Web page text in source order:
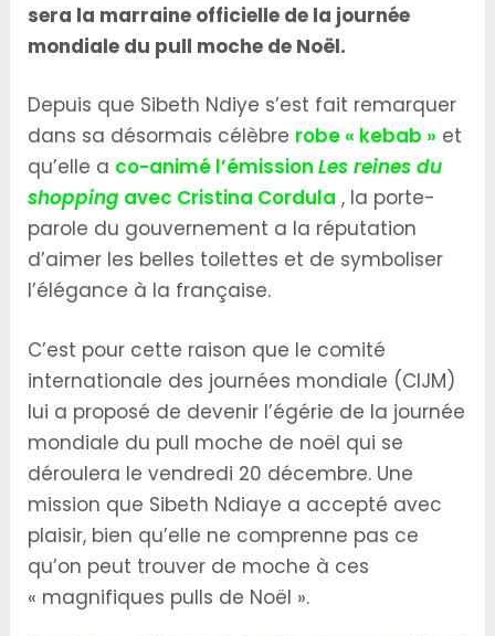
sera la marraine officielle de la journée
mondiale du pull moche de Noël.
Depuis que Sibeth Ndiye s’est fait remarquer
dans sa désormais célèbre robe « kebab » et
qu’elle a co-animé l’émissionLes reines du
shopping avec Cristina Cordula , la porte-
parole du gouvernement a la réputation
d’aimer les belles toilettes et de symboliser
l’élégance à la française.
C’est pour cette raison que le comité
internationale des journées mondiale (CIJM)
lui a proposé de devenir l’égérie de la journée
mondiale du pull moche de noël qui se
déroulera le vendredi 20 décembre. Une
mission que Sibeth Ndiaye a accepté avec
plaisir, bien qu’elle ne comprenne pas ce
qu’on peut trouver de moche à ces
« magnifiques pulls de Noël ».